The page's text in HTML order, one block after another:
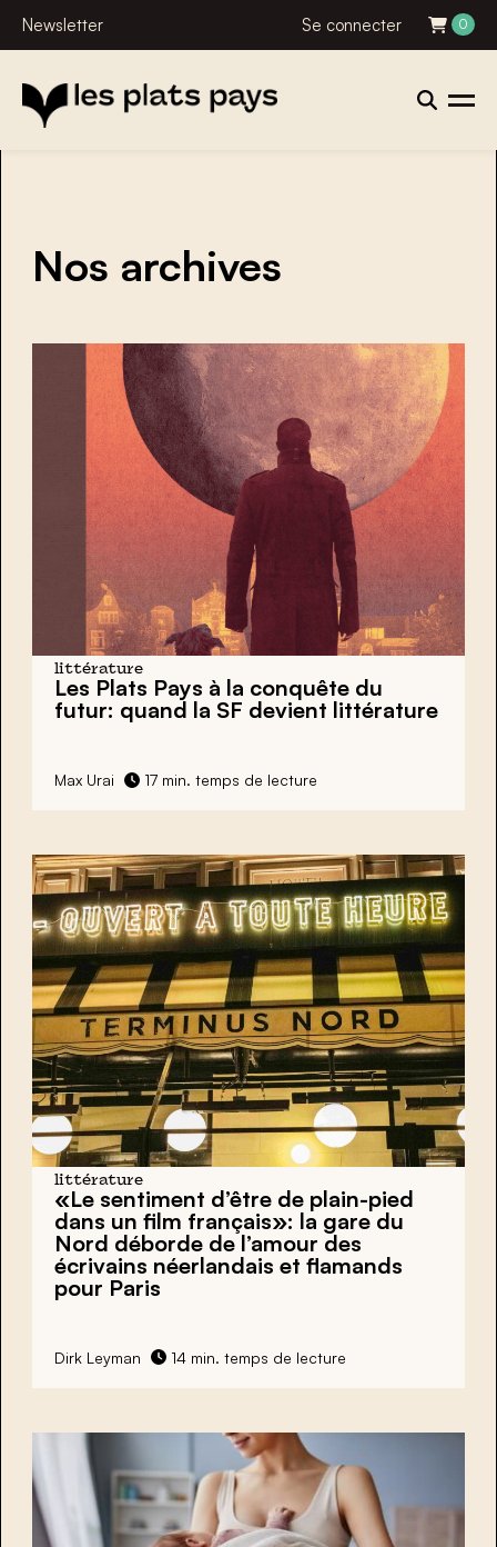
Newsletter Se connecter 0
Nos archives
littérature
Les Plats Pays à la conquête du
futur: quand la SF devient littérature
Max Urai 17 min. temps de lecture
littérature
«Le sentiment d’être de plain-pied
dans un film français»: la gare du
Nord déborde de l’amour des
écrivains néerlandais et flamands
pour Paris
Dirk Leyman 14 min. temps de lecture